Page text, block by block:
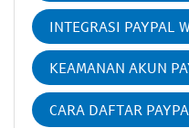
INTEGRASI PAYPAL
KEAMANAN AKUN
CARA DAFTAR